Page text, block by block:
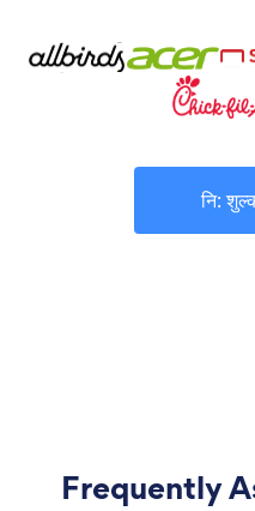
नि:
Frequently